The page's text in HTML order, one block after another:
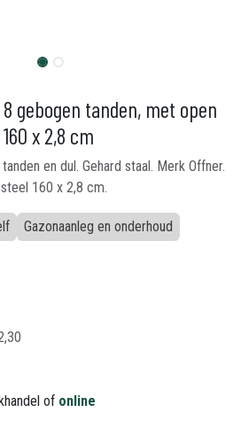
gebogen tanden, met open
x 2,8 cm
en dul. Gehard staal. Merk Offner.
160 x 2,8 cm.
Gazonaanleg en onderhoud
of online